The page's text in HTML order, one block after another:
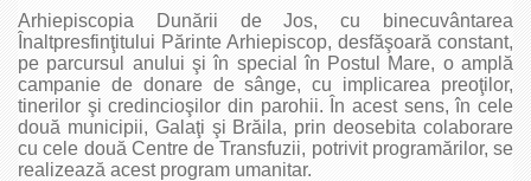
Arhiepiscopia Dunării de Jos, cu binecuvântarea
Înaltpresfinţitului Părinte Arhiepiscop, desfăşoară constant,
pe parcursul anului şi în special în Postul Mare, o amplă
campanie de donare de sânge, cu implicarea preoţilor,
tinerilor şi credincioşilor din parohii. În acest sens, în cele
două municipii, Galaţi şi Brăila, prin deosebita colaborare
cu cele două Centre de Transfuzii, potrivit programărilor, se
realizează acest program umanitar.